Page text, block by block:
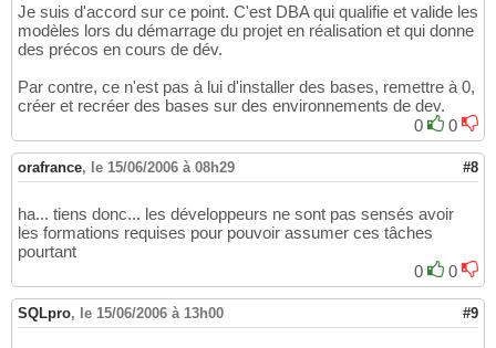
Je suis d'accord sur ce point. C'est DBA qui qualifie et valide les
modèles lors du démarrage du projet en réalisation et qui donne
des précos en cours de dév.
Par contre, ce n'est pas à lui d'installer des bases, remettre à 0,
créer et recréer des bases sur des environnements de dev.
0
0
orafrance, le 15/06/2006 à 08h29 #8
ha... tiens donc... les développeurs ne sont pas sensés avoir
les formations requises pour pouvoir assumer ces tâches
pourtant
0
0
SQLpro, le 15/06/2006 à 13h00 #9